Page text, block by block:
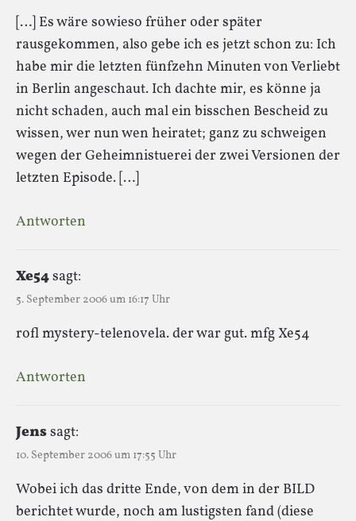
[…] Es wäre sowieso früher oder später
rausgekommen, also gebe ich es jetzt schon zu: Ich
habe mir die letzten fünfzehn Minuten von Verliebt
in Berlin angeschaut. Ich dachte mir, es könne ja
nicht schaden, auch mal ein bisschen Bescheid zu
wissen, wer nun wen heiratet; ganz zu schweigen
wegen der Geheimnistuerei der zwei Versionen der
letzten Episode. […]
Antworten
Xe54sagt:
5. September 2006 um 16:17 Uhr
rofl mystery-telenovela. der war gut. mfg Xe54
Antworten
Jenssagt:
10. September 2006 um 17:55 Uhr
Wobei ich das dritte Ende, von dem in der BILD
berichtet wurde, noch am lustigsten fand (diese